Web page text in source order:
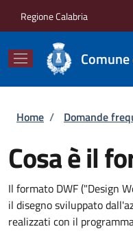
Regione Calabria
Briciole di
Home / Domande
Cosa è il
Il formato DWF ("Design
il disegno sviluppato
realizzati con il